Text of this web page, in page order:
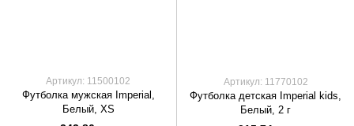
Артикул: 11500102
Футболка мужская Imperial,
Белый, XS
Артикул: 11770102
Футболка детская Imperial kids,
Белый, 2 г